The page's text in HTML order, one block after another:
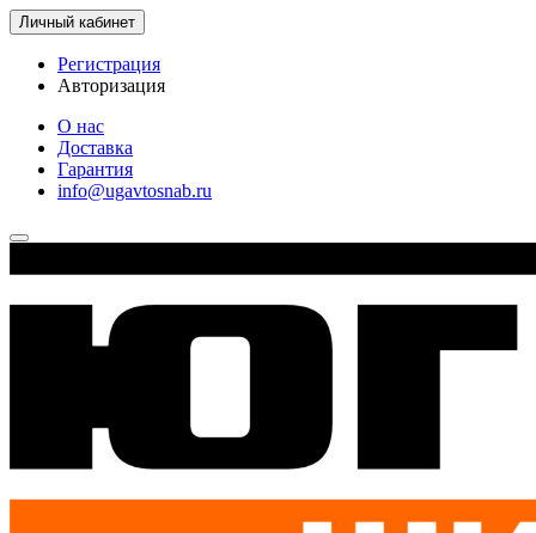
Личный кабинет
Регистрация
Авторизация
О нас
Доставка
Гарантия
info@ugavtosnab.ru